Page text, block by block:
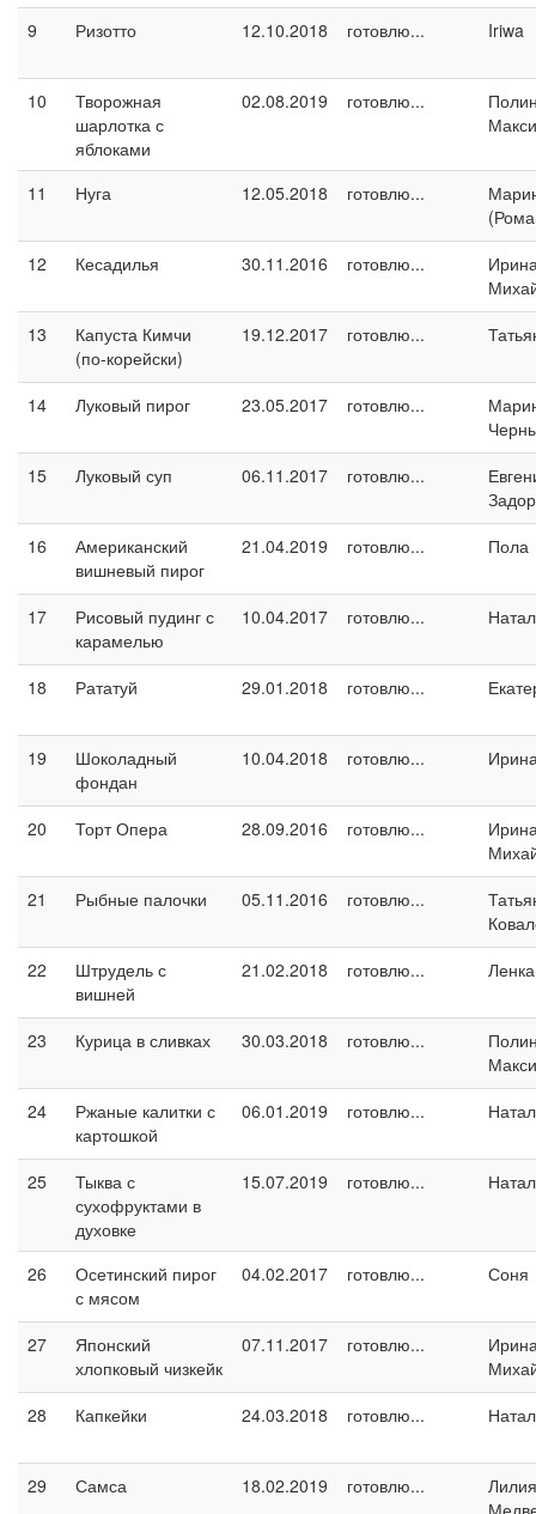
9
Ризотто 12.10.2018 готовлю... Iriwa
10
Творожная
шарлотка с
яблоками
02.08.2019 готовлю...
11 Нуга 12.05.2018 готовлю...
12
Кесадилья 30.11.2016 готовлю...
13
Капуста Кимчи
(по-корейски)
19.12.2017 готовлю...
14 Луковый пирог 23.05.2017 готовлю...
15
Луковый суп 06.11.2017 готовлю...
16
Американский
вишневый пирог
21.04.2019 готовлю... Пола
17
Рисовый пудинг с
карамелью
10.04.2017 готовлю...
18 Рататуй 29.01.2018 готовлю...
19
Шоколадный
фондан
10.04.2018 готовлю...
20 Торт Опера 28.09.2016 готовлю...
21
Рыбные палочки 05.11.2016 готовлю...
22
Штрудель с
вишней
21.02.2018 готовлю...
23 Курица в сливках 30.03.2018 готовлю...
24
Ржаные калитки с
картошкой
06.01.2019 готовлю...
25
Тыква с
сухофруктами в
духовке
15.07.2019 готовлю...
26
Осетинский пирог
с мясом
04.02.2017 готовлю... Соня
27
Японский
хлопковый чизкейк
07.11.2017 готовлю...
28
Капкейки 24.03.2018 готовлю...
29 Самса 18.02.2019 готовлю...
Лилия